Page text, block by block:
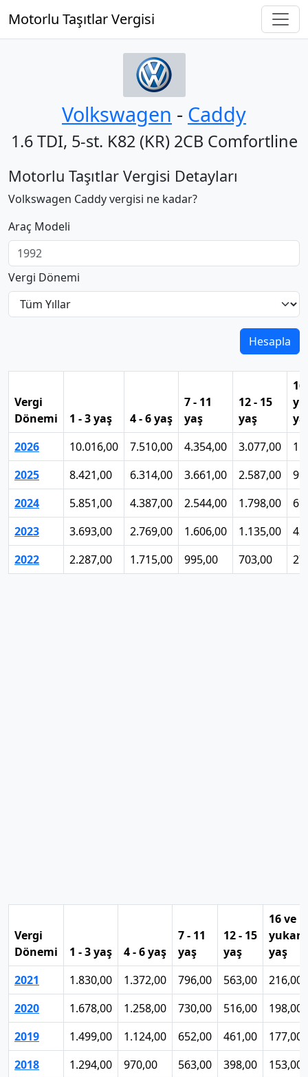
Motorlu Taşıtlar Vergisi
Volkswagen ‐ Caddy
1.6 TDI, 5-st. K82 (KR) 2CB Comfortline
Motorlu Taşıtlar Vergisi Detayları
Volkswagen Caddy vergisi ne kadar?
Araç Modeli
Vergi Dönemi
Hesapla
Vergi
Dönemi
1 - 3 yaş 4 - 6 yaş
7 - 11
yaş
12 - 15
yaş
2026
10.016,00 7.510,00 4.354,00 3.077,00
2025
8.421,00 6.314,00 3.661,00 2.587,00
2024
5.851,00 4.387,00 2.544,00 1.798,00
2023
3.693,00 2.769,00 1.606,00 1.135,00
2022
2.287,00 1.715,00 995,00 703,00
Vergi
Dönemi
1 - 3 yaş 4 - 6 yaş
7 - 11
yaş
12 - 15
yaş
16 ve
yukarı
yaş
2021
1.830,00 1.372,00 796,00 563,00
216,00
2020
1.678,00 1.258,00 730,00 516,00
198,00
2019
1.499,00 1.124,00 652,00 461,00
177,00
2018
1.294,00 970,00 563,00 398,00
153,00